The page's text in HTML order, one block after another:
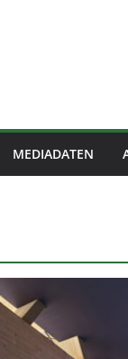
MEDIADATEN